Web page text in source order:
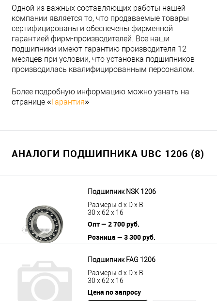
Одной из важных составляющих работы нашей
компании является то, что продаваемые товары
сертифицированы и обеспечены фирменной
гарантией фирм-производителей. Все наши
подшипники имеют гарантию производителя 12
месяцев при условии, что установка подшипников
производилась квалифицированным персоналом.
Более подробную информацию можно узнать на
странице «Гарантия»
АНАЛОГИ ПОДШИПНИКА UBC 1206 (8)
Подшипник NSK 1206
Размеры d x D x B
30 x 62 x 16
Опт — 2 700 руб.
Розница — 3 300 руб.
Подшипник FAG 1206
Размеры d x D x B
30 x 62 x 16
Цена по запросу